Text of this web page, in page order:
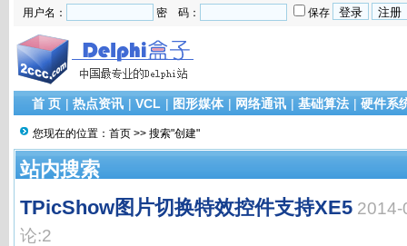
用户名： 密 码： 保存
首 页 | 热点资讯 | VCL | 图形媒体 | 网络通讯 | 基础算法 | 硬件系
您现在的位置： 首页 >> 搜索"创建"
站内搜索
TPicShow图片切换特效控件支持XE5 2014-
论:2